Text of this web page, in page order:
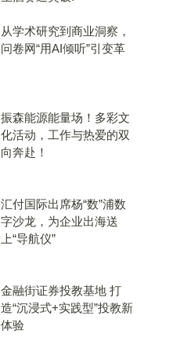
从学术研究到商业洞察，
问卷网“用AI倾听”引变革
振森能源能量场！多彩文
化活动，工作与热爱的双
向奔赴！
汇付国际出席杨“数”浦数
字沙龙，为企业出海送
上“导航仪”
金融街证券投教基地 打
造“沉浸式+实践型”投教新
体验